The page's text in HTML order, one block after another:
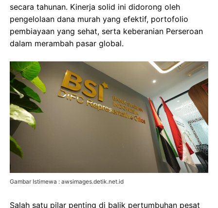
secara tahunan. Kinerja solid ini didorong oleh
pengelolaan dana murah yang efektif, portofolio
pembiayaan yang sehat, serta keberanian Perseroan
dalam merambah pasar global.
Gambar Istimewa : awsimages.detik.net.id
Salah satu pilar penting di balik pertumbuhan pesat